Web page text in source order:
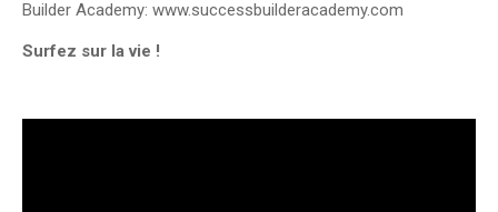
Builder Academy: www.successbuilderacademy.com
Surfez sur la vie !